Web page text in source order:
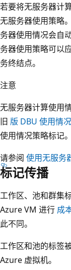
若要将无服务器计
无服务器使用策略
务器使用情况会自
务器使用策略可以
务终结点。
注意
无服务器计算使用
旧 版 DBU 使用情
使用情况策略标记。
请参阅 使用无服务
标记传播
工作区、池和群集
Azure VM 进行 成
此不同。
工作区和池的标签
Azure 虚拟机。